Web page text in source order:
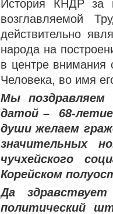
История КНДР за
возглавляемой
действительно
народа на
в центре внимания
Человека, во имя
Мы поздравляем
датой – 68-
души желаем
значительных
чучхейского
Корейском
Да
политический